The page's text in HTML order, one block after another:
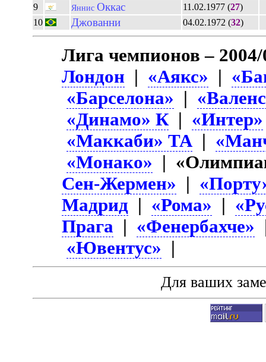
9
Яннис Оккас 11.02.1977 (27)
10
Джованни 04.02.1972 (32)
Лига чемпионов –
Лондон | «Аякс» |
«Барселона» |
«Динамо» К | «Интер»
«Маккаби» ТА |
«Монако» |
Сен-Жермен» |
Мадрид | «Рома» |
Прага | «Фенербахче»
«Ювентус» |
Для ваших